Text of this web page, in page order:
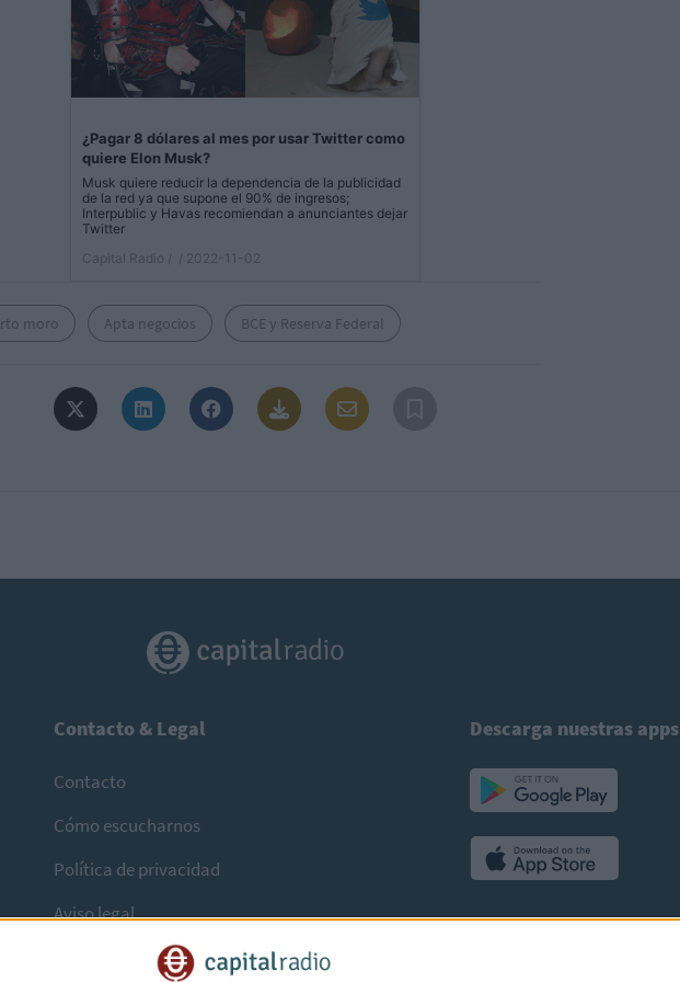
¿Pagar 8 dólares al mes por usar Twitter como
quiere Elon Musk?
Musk quiere reducir la dependencia de la publicidad
de la red ya que supone el 90% de ingresos;
Interpublic y Havas recomiendan a anunciantes dejar
Twitter
Capital Radio /
/ 2022-11-02
moro Apta negocios BCE y Reserva Federal
Contacto & Legal
Contacto
Cómo escucharnos
Política de privacidad
Aviso legal
Descarga nuestras apps